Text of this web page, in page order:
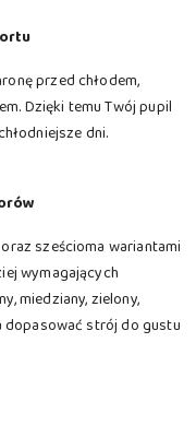
przed chłodem,
Dzięki temu Twój pupil
dni.
sześcioma wariantami
wymagających
miedziany, zielony,
dopasować strój do gustu